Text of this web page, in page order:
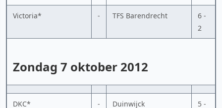
Victoria* - TFS Barendrecht
6 -
2
Zondag 7 oktober 2012
DKC* - Duinwijck
5 -